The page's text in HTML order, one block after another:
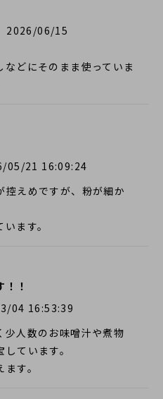
2026/06/15
どにそのまま使っていま
05/21 16:09:24
控えめですが、粉が細か
ます。
！
04 16:53:39
少人数のお味噌汁や煮物
ています。
す。